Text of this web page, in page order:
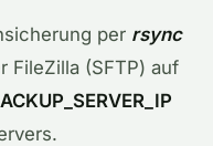
per rsync
FileZilla (SFTP) auf